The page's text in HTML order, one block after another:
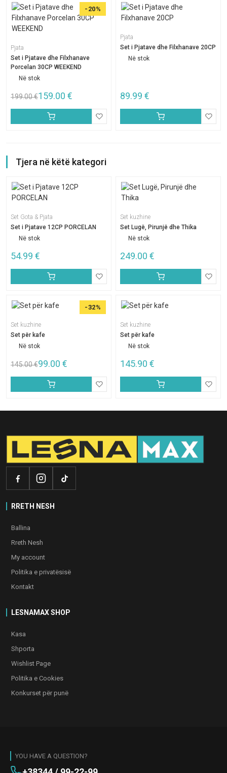
-20%
Pjata
Set i Pjatave dhe Filxhanave
Porcelan 30CP WEEKEND
Në stok
199.00€159.00 €
Pjata
Set i Pjatave dhe Filxhanave 20CP
Në stok
89.99 €
Tjera në këtë kategori
Set Gota & Pjata
Set i Pjatave 12CP PORCELAN
Në stok
54.99 €
Set kuzhine
Set Lugë, Pirunjë dhe Thika
Në stok
249.00 €
-32%
Set kuzhine
Set për kafe
Në stok
145.00€99.00 €
Set kuzhine
Set për kafe
Në stok
145.90 €
RRETH NESH
Ballina
Rreth Nesh
My account
Politika e privatësisë
Kontakt
LESNAMAX SHOP
Kasa
Shporta
Wishlist Page
Politika e Cookies
Konkurset për punë
YOU HAVE A QUESTION?